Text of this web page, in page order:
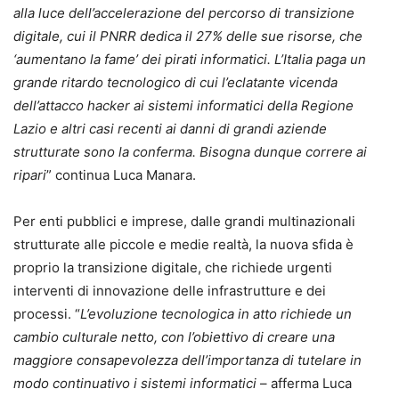
alla luce dell’accelerazione del percorso di transizione
digitale, cui il PNRR dedica il 27% delle sue risorse, che
‘aumentano la fame’ dei pirati informatici. L’Italia paga un
grande ritardo tecnologico di cui l’eclatante vicenda
dell’attacco hacker ai sistemi informatici della Regione
Lazio e altri casi recenti ai danni di grandi aziende
strutturate sono la conferma. Bisogna dunque correre ai
ripari” continua Luca Manara.
Per enti pubblici e imprese, dalle grandi multinazionali
strutturate alle piccole e medie realtà, la nuova sfida è
proprio la transizione digitale, che richiede urgenti
interventi di innovazione delle infrastrutture e dei
processi. “L’evoluzione tecnologica in atto richiede un
cambio culturale netto, con l’obiettivo di creare una
maggiore consapevolezza dell’importanza di tutelare in
modo continuativo i sistemi informatici – afferma Luca